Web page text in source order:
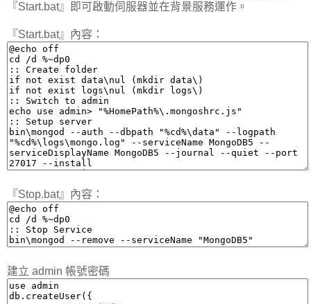
『Start.bat』即可啟動伺服器並在背景服務運作。
『Start.bat』內容：
『Stop.bat』內容：
建立 admin 帳號密碼